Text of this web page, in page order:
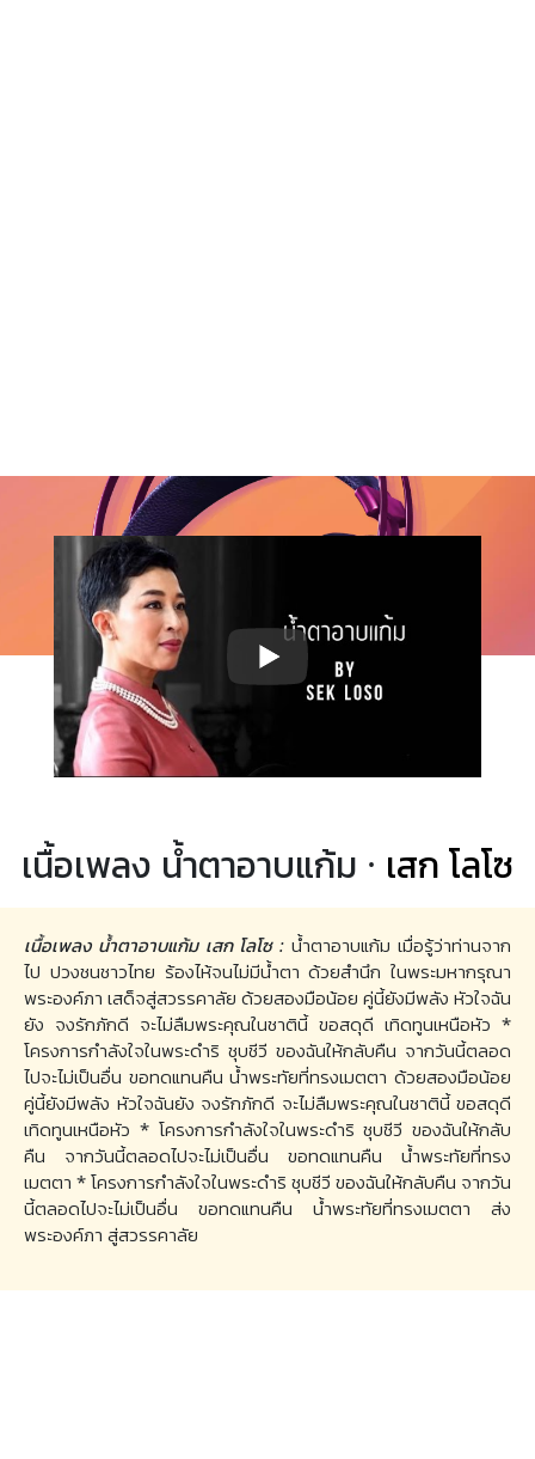
เนื้อเพลง น้ำตาอาบแก้ม · เสก โลโซ
เนื้อเพลง น้ำตาอาบแก้ม เสก โลโซ :น้ำตาอาบแก้ม เมื่อรู้ว่าท่านจาก
ไป ปวงชนชาวไทย ร้องไห้จนไม่มีน้ำตา ด้วยสำนึก ในพระมหากรุณา
พระองค์ภา เสด็จสู่สวรรคาลัย ด้วยสองมือน้อย คู่นี้ยังมีพลัง หัวใจฉัน
ยัง จงรักภักดี จะไม่ลืมพระคุณในชาตินี้ ขอสดุดี เทิดทูนเหนือหัว *
โครงการกำลังใจในพระดำริ ชุบชีวี ของฉันให้กลับคืน จากวันนี้ตลอด
ไปจะไม่เป็นอื่น ขอทดแทนคืน น้ำพระทัยที่ทรงเมตตา ด้วยสองมือน้อย
คู่นี้ยังมีพลัง หัวใจฉันยัง จงรักภักดี จะไม่ลืมพระคุณในชาตินี้ ขอสดุดี
เทิดทูนเหนือหัว * โครงการกำลังใจในพระดำริ ชุบชีวี ของฉันให้กลับ
คืน จากวันนี้ตลอดไปจะไม่เป็นอื่น ขอทดแทนคืน น้ำพระทัยที่ทรง
เมตตา * โครงการกำลังใจในพระดำริ ชุบชีวี ของฉันให้กลับคืน จากวัน
นี้ตลอดไปจะไม่เป็นอื่น ขอทดแทนคืน น้ำพระทัยที่ทรงเมตตา ส่ง
พระองค์ภา สู่สวรรคาลัย